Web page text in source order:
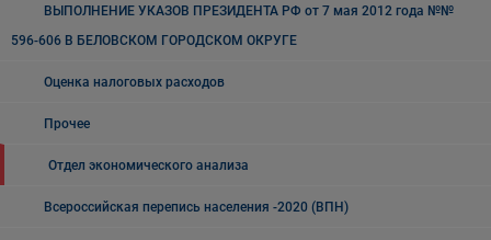
ВЫПОЛНЕНИЕ УКАЗОВ ПРЕЗИДЕНТА РФ от 7 мая 2012 года №№
596-606 В БЕЛОВСКОМ ГОРОДСКОМ ОКРУГЕ
Оценка налоговых расходов
Прочее
Отдел экономического анализа
Всероссийская перепись населения -2020 (ВПН)